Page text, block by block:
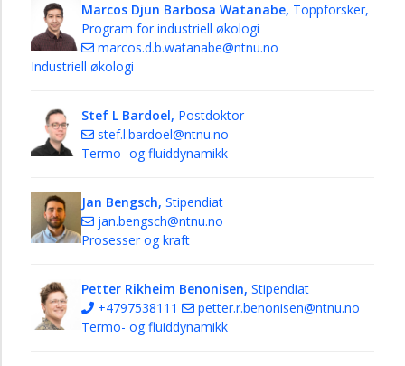
Marcos Djun Barbosa Watanabe, Toppforsker,
Program for industriell økologi
marcos.d.b.watanabe@ntnu.no
Industriell økologi
Stef L Bardoel, Postdoktor
stef.l.bardoel@ntnu.no
Termo- og fluiddynamikk
Jan Bengsch, Stipendiat
jan.bengsch@ntnu.no
Prosesser og kraft
Petter Rikheim Benonisen, Stipendiat
+4797538111
petter.r.benonisen@ntnu.no
Termo- og fluiddynamikk